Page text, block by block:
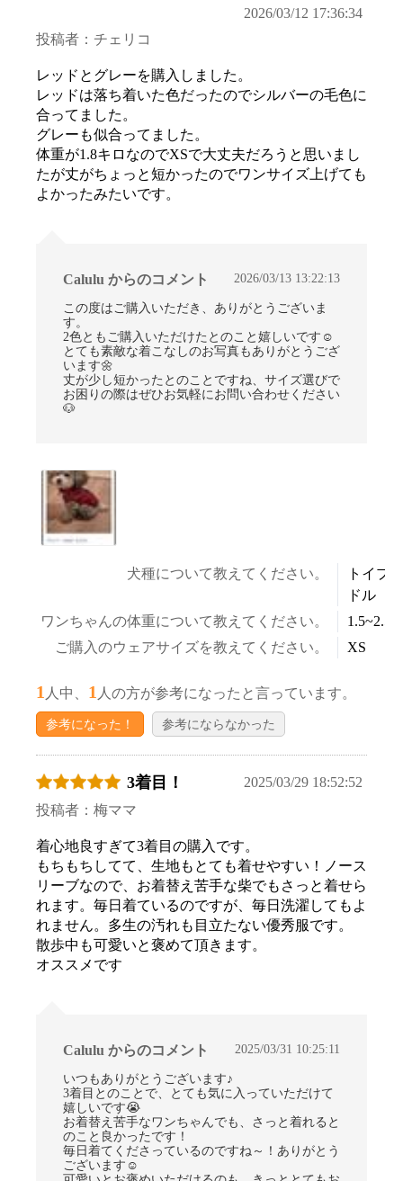
2026/03/12 17:36:34
投稿者：チェリコ
レッドとグレーを購入しました。
レッドは落ち着いた色だったのでシルバーの毛色に
合ってました。
グレーも似合ってました。
体重が1.8キロなのでXSで大丈夫だろうと思いまし
たが丈がちょっと短かったのでワンサイズ上げても
よかったみたいです。
Calulu からのコメント 2026/03/13 13:22:13
この度はご購入いただき、ありがとうございま
す。
2色ともご購入いただけたとのこと嬉しいです☺
とても素敵な着こなしのお写真もありがとうござ
います🌼
丈が少し短かったとのことですね、サイズ選びで
お困りの際はぜひお気軽にお問い合わせください
🐶
犬種について教えてください。
トイプ
ドル
ワンちゃんの体重について教えてください。
ご購入のウェアサイズを教えてください。
XS
1 人中、 1 人の方が参考になったと言っています。
参考になった！ 参考にならなかった
3着目！
2025/03/29 18:52:52
投稿者：梅ママ
着心地良すぎて3着目の購入です。
もちもちしてて、生地もとても着せやすい！ノース
リーブなので、お着替え苦手な柴でもさっと着せら
れます。毎日着ているのですが、毎日洗濯してもよ
れません。多生の汚れも目立たない優秀服です。
散歩中も可愛いと褒めて頂きます。
オススメです
Calulu からのコメント 2025/03/31 10:25:11
いつもありがとうございます♪
3着目とのことで、とても気に入っていただけて
嬉しいです😭
お着替え苦手なワンちゃんでも、さっと着れると
のこと良かったです！
毎日着てくださっているのですね～！ありがとう
ございます☺